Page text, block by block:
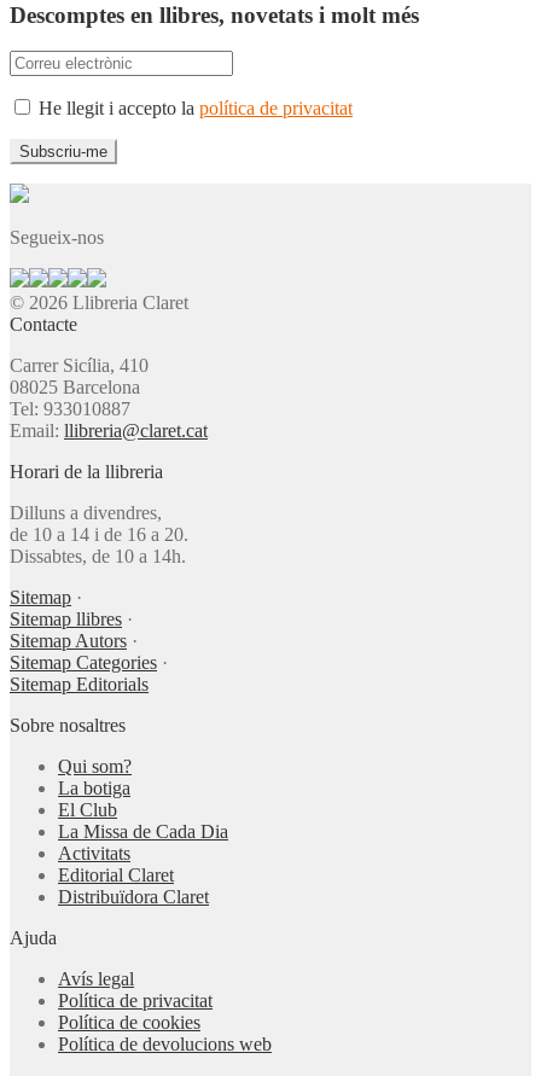
Descomptes en llibres, novetats i molt més
He llegit i accepto la política de privacitat
Segueix-nos
© 2026 Llibreria Claret
Contacte
Carrer Sicília, 410
08025 Barcelona
Tel: 933010887
Email: llibreria@claret.cat
Horari de la llibreria
Dilluns a divendres,
de 10 a 14 i de 16 a 20.
Dissabtes, de 10 a 14h.
Sitemap ·
Sitemap llibres ·
Sitemap Autors ·
Sitemap Categories ·
Sitemap Editorials
Sobre nosaltres
Qui som?
La botiga
El Club
La Missa de Cada Dia
Activitats
Editorial Claret
Distribuïdora Claret
Ajuda
Avís legal
Política de privacitat
Política de cookies
Política de devolucions web